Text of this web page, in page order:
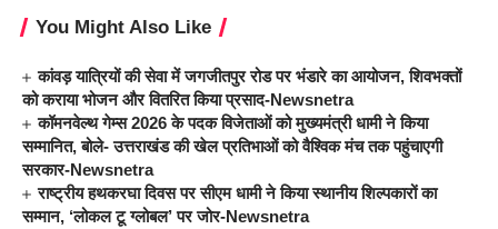
You Might Also Like
कांवड़ यात्रियों की सेवा में जगजीतपुर रोड पर भंडारे का आयोजन, शिवभक्तों
को कराया भोजन और वितरित किया प्रसाद-Newsnetra
कॉमनवेल्थ गेम्स 2026 के पदक विजेताओं को मुख्यमंत्री धामी ने किया
सम्मानित, बोले- उत्तराखंड की खेल प्रतिभाओं को वैश्विक मंच तक पहुंचाएगी
सरकार-Newsnetra
राष्ट्रीय हथकरघा दिवस पर सीएम धामी ने किया स्थानीय शिल्पकारों का
सम्मान, ‘लोकल टू ग्लोबल’ पर जोर-Newsnetra